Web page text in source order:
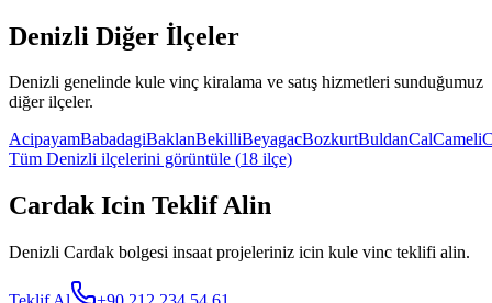
Denizli Diğer İlçeler
Denizli genelinde kule vinç kiralama ve satış hizmetleri sunduğumuz
diğer ilçeler.
AcipayamBabadagiBaklanBekilliBeyagacBozkurtBuldanCalCameli
Tüm Denizli ilçelerini görüntüle (18 ilçe)
Cardak Icin Teklif Alin
Denizli Cardak bolgesi insaat projeleriniz icin kule vinc teklifi alin.